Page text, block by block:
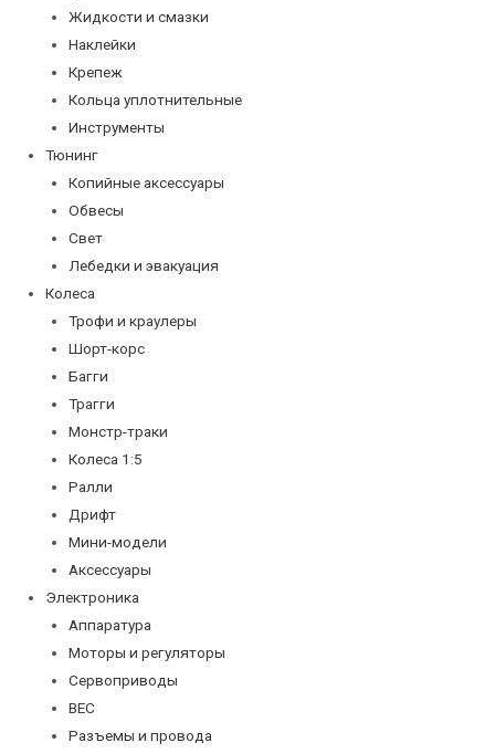
Жидкости и смазки
Наклейки
Крепеж
Кольца уплотнительные
Инструменты
Тюнинг
Копийные аксессуары
Обвесы
Свет
Лебедки и эвакуация
Колеса
Трофи и краулеры
Шорт-корс
Багги
Трагги
Монстр-траки
Колеса 1:5
Ралли
Дрифт
Мини-модели
Аксессуары
Электроника
Аппаратура
Моторы и регуляторы
Сервоприводы
BEC
Разъемы и провода